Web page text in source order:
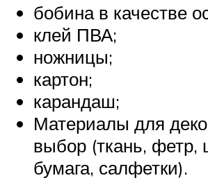
бобина в качестве
клей ПВА;
ножницы;
картон;
карандаш;
Материалы для
выбор (ткань, фетр,
бумага, салфетки).